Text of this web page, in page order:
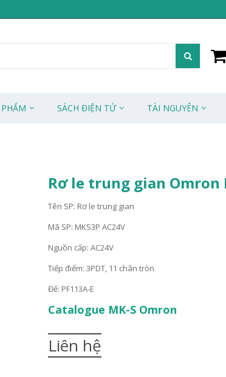
SÁCH ĐIỆN TỬ TÀI NGUYÊN
Rơ le trung gian Omron
Tên SP: Rơ le trung gian
Mã SP: MKS3P AC24V
Nguồn cấp: AC24V
Tiếp điểm: 3PDT, 11 chân tròn
Đế: PF113A-E
Catalogue MK-SOmron
Liên hệ